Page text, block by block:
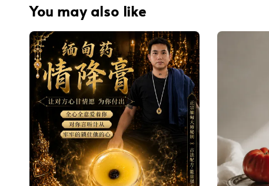
You may also like